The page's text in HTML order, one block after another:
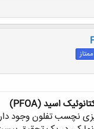
نچسب تفلون وجود